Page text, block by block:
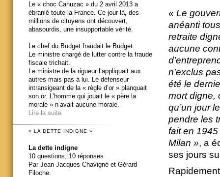
« Le
anéanti
retraite
aucune
n’exclus
été le
mort digne,
qu’un jour
pendre les
fait en
Milan », a
ses jours
Le « choc Cahuzac » du 2 avril 2013 a
ébranlé toute la France. Ce jour-là, des
millions de citoyens ont découvert,
abasourdis, une insupportable vérité.
Le chef du Budget fraudait le Budget.
Le ministre chargé de lutter contre la fraude
fiscale trichait.
Le ministre de la rigueur l’appliquait aux
autres mais pas à lui. Le défenseur
intransigeant de la « règle d’or » planquait
son or. L’homme qui jouait le « père la
morale » n’avait aucune morale.
Lire la suite
« LA DETTE INDIGNE »
La dette indigne
10 questions, 10 réponses
Par Jean-Jacques Chavigné et Gérard
Filoche.